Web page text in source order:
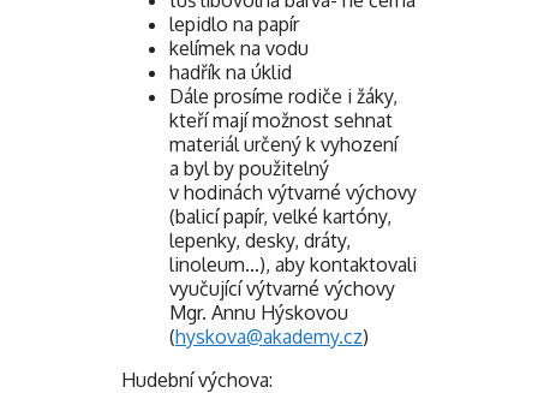
lepidlo na papír
kelímek na vodu
hadřík na úklid
Dále prosíme rodiče i žáky,
kteří mají možnost sehnat
materiál určený k vyhození
a byl by použitelný
v hodinách výtvarné výchovy
(balicí papír, velké kartóny,
lepenky, desky, dráty,
linoleum…), aby kontaktovali
vyučující výtvarné výchovy
Mgr. Annu Hýskovou
(hyskova@akademy.cz)
Hudební výchova: